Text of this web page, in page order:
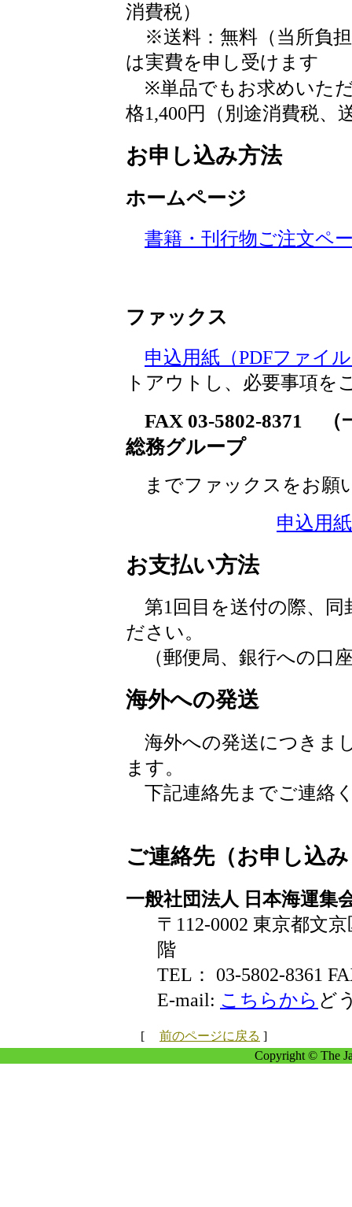
消費税）
※送料：無料（当所負
は実費を申し受けます
※単品でもお求めいた
格1,400円（別途消費税、
お申し込み方法
ホームページ
書籍・刊行物ご注文ペ
ファックス
申込用紙（PDFファイ
トアウトし、必要事項を
FAX 03-5802-8371
総務グループ
までファックスをお願
申込用
お支払い方法
第1回目を送付の際、同
ださい。
（郵便局、銀行への口
海外への発送
海外への発送につきま
ます。
下記連絡先までご連絡
ご連絡先（お申し込
一般社団法人 日本海運
〒112-0002 東京都文
階
TEL： 03-5802-8361
E-mail: こちらから ど
[ 前のページに戻る ]
Copyright © The